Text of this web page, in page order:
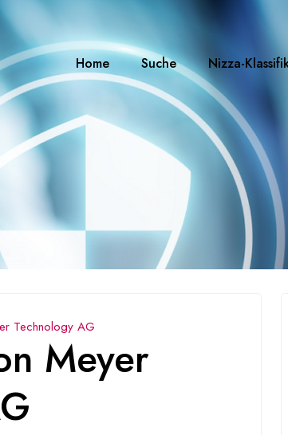
Home Suche Nizza-
Technology AG
Meyer